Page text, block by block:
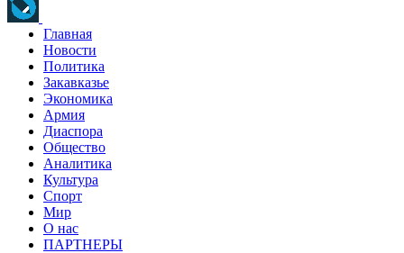
Главная
Новости
Политика
Закавказье
Экономика
Армия
Диаспора
Общество
Аналитика
Культура
Спорт
Мир
О нас
ПАРТНЕРЫ